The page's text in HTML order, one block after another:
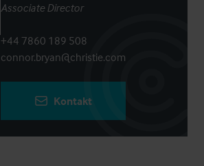
Associate Director
+44 7860 189 508
connor.bryan@christie.com
Kontakt